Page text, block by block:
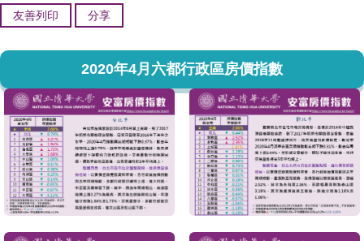
友善列印 分享
2020年4月六都行政區房價指數